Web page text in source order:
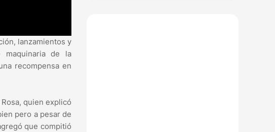
lanzamientos y
maquinaria de la
recompensa en
quien explicó
pero a pesar de
que compitió